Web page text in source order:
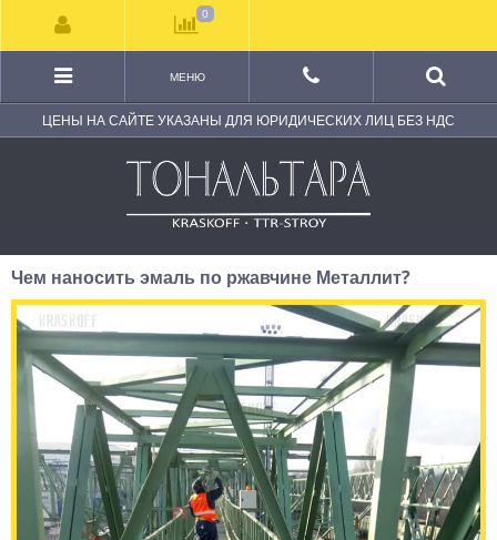
ЦЕНЫ НА САЙТЕ УКАЗАНЫ ДЛЯ ЮРИДИЧЕСКИХ ЛИЦ БЕЗ НДС
МЕНЮ
Чем наносить эмаль по ржавчине Металлит?
0